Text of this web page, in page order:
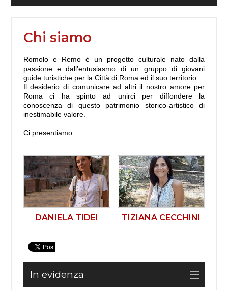
Chi siamo
Romolo e Remo è un progetto culturale nato dalla
passione e dall’entusiasmo di un gruppo di giovani
guide turistiche per la Città di Roma ed il suo territorio.
Il desiderio di comunicare ad altri il nostro amore per
Roma ci ha spinto ad unirci per diffondere la
conoscenza di questo patrimonio storico-artistico di
inestimabile valore.
Ci presentiamo
DANIELA TIDEI TIZIANA CECCHINI
In evidenza